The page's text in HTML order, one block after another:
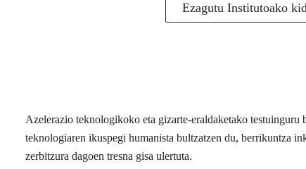
Ezagutu Institutoako
Azelerazio teknologikoko eta gizarte-eraldaketako
teknologiaren ikuspegi humanista bultzatzen du, berrikuntza
zerbitzura dagoen tresna gisa ulertuta.